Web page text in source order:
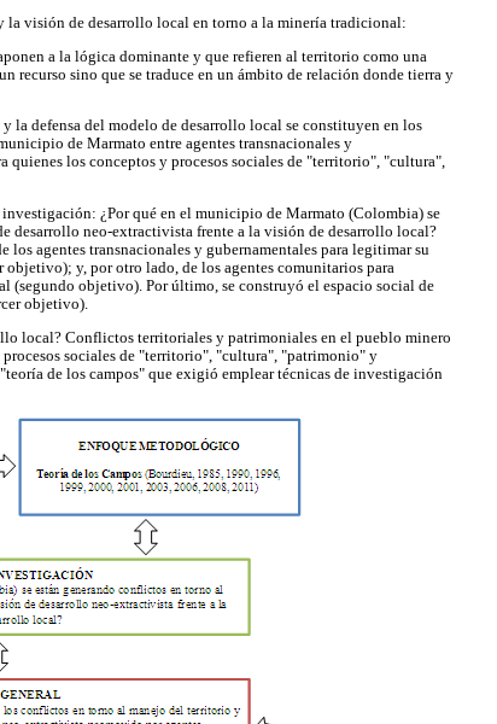
la visión de desarrollo local en torno a la minería tradicional:
a la lógica dominante y que refieren al territorio como una
recurso sino que se traduce en un ámbito de relación donde tierra y
la defensa del modelo de desarrollo local se constituyen en los
de Marmato entre agentes transnacionales y
quienes los conceptos y procesos sociales de "territorio", "cultura",
¿Por qué en el municipio de Marmato (Colombia) se
desarrollo neo-extractivista frente a la visión de desarrollo local?
los agentes transnacionales y gubernamentales para legitimar su
y, por otro lado, de los agentes comunitarios para
objetivo). Por último, se construyó el espacio social de
objetivo).
local? Conflictos territoriales y patrimoniales en el pueblo minero
sociales de "territorio", "cultura", "patrimonio" y
de los campos" que exigió emplear técnicas de investigación